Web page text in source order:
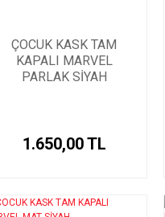
ÇOCUK KASK TAM
KAPALI MARVEL
PARLAK SİYAH
1.650,00 TL